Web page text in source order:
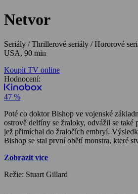
Netvor
Seriály / Thrillerové seriály / Hororové
USA, 90 min
Koupit TV online
Hodnocení:
47 %
Poté co doktor Bishop ve vojenské
ostrově delfíny se žraloky, odvážil se také
jež přimíchal do žraločích embryí.
Bishop se stal první obětí monstra, které
tak o pětadvacet let později získal
Zobrazit více
Režie: Stuart Gillard